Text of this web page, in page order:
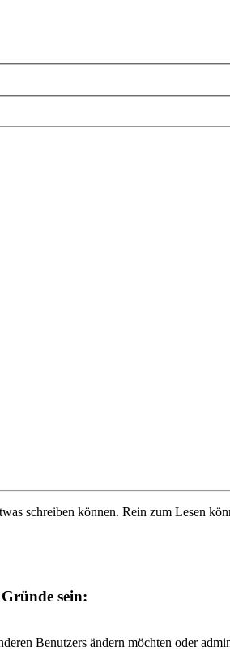
schreiben können. Rein zum Lesen
sein:
Benutzers ändern möchten oder